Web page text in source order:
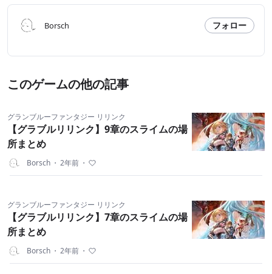
Borsch フォロー
このゲームの他の記事
グランブルーファンタジー リリンク
【グラブルリリンク】9章のスライムの場
所まとめ
Borsch ・ 2年前 ・
グランブルーファンタジー リリンク
【グラブルリリンク】7章のスライムの場
所まとめ
Borsch ・ 2年前 ・